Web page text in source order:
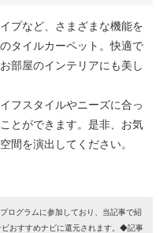
プなど、さまざまな機能を
タイルカーペット。快適で
部屋のインテリアにも美し
フスタイルやニーズに合っ
とができます。是非、お気
間を演出してください。
ログラムに参加しており、当記事で紹
おすすめナビに還元されます。◆記事